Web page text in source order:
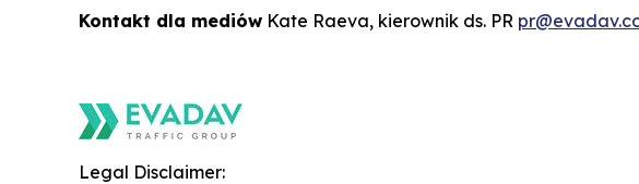
Kontakt dla mediów Kate Raeva, kierownik ds. PR
Legal Disclaimer: